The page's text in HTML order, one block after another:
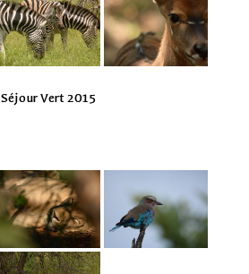
Séjour Vert 2015